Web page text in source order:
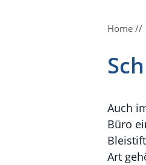
Home
Auch
Büro
Art